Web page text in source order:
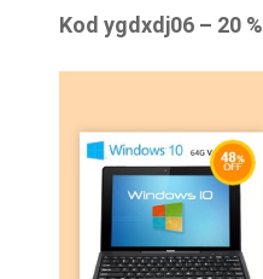
Kod ygdxdj06 – 20 %